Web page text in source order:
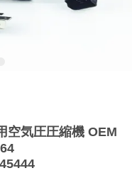
空気圧圧縮機 OEM